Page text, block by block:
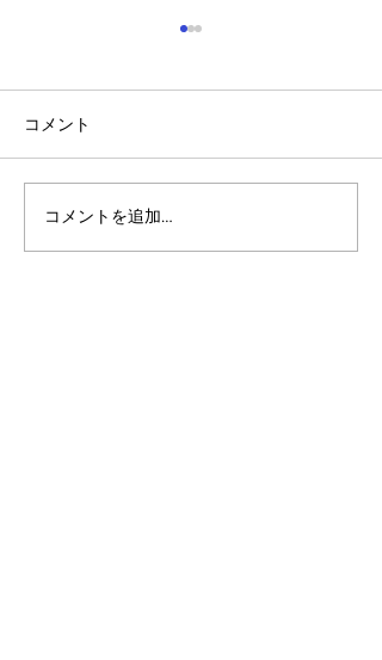
アルゴランドのポスト量
子暗号（PQC）ロードマ
コメント
コメントを追加…